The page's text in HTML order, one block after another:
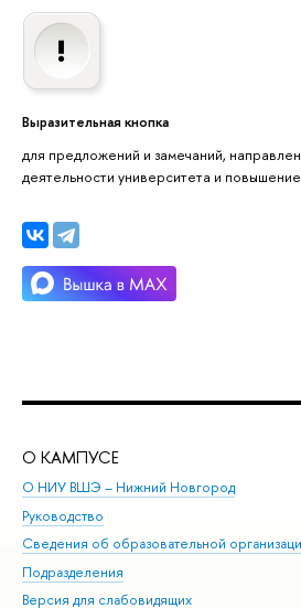
Выразительная кнопка
для предложений и замечаний,
деятельности университета и
О КАМПУСЕ
О НИУ ВШЭ – Нижний Новгород
Руководство
Сведения об образовательной
Подразделения
Версия для слабовидящих